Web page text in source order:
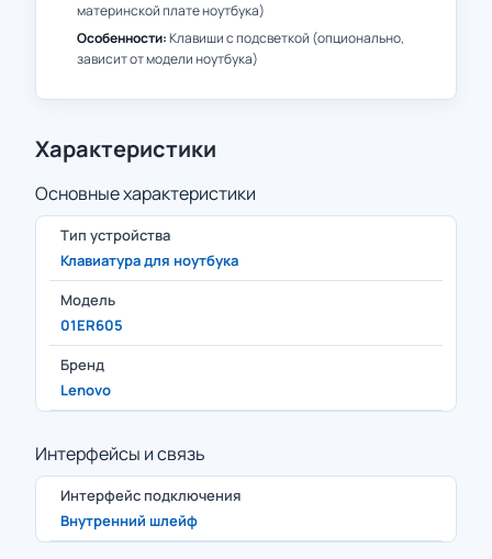
материнской плате ноутбука)
Особенности:Клавиши с подсветкой (опционально,
зависит от модели ноутбука)
Характеристики
Основные характеристики
Тип устройства
Клавиатура для ноутбука
Модель
01ER605
Бренд
Lenovo
Интерфейсы и связь
Интерфейс подключения
Внутренний шлейф